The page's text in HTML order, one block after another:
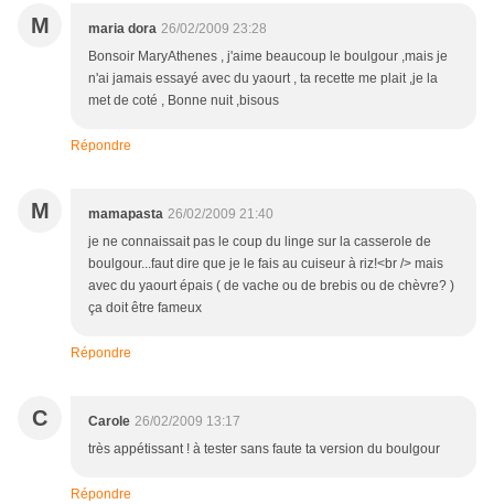
M maria dora 26/02/2009 23:28
Bonsoir MaryAthenes , j'aime beaucoup le boulgour ,mais je
n'ai jamais essayé avec du yaourt , ta recette me plait ,je la
met de coté , Bonne nuit ,bisous
Répondre
M mamapasta 26/02/2009 21:40
je ne connaissait pas le coup du linge sur la casserole de
boulgour...faut dire que je le fais au cuiseur à riz!<br /> mais
avec du yaourt épais ( de vache ou de brebis ou de chèvre? )
ça doit être fameux
Répondre
C Carole 26/02/2009 13:17
très appétissant ! à tester sans faute ta version du boulgour
Répondre